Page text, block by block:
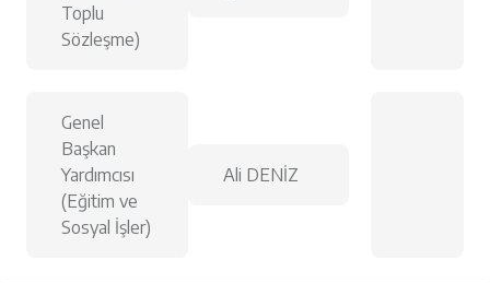
Toplu
Sözleşme)
Genel
Başkan
Yardımcısı
(Eğitim ve
Sosyal İşler)
Ali DENİZ